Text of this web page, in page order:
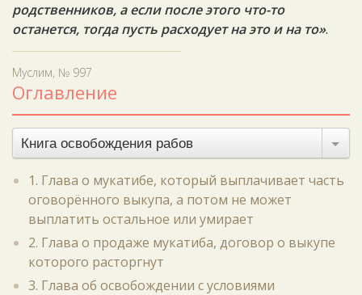
родственников, а если после этого что-то
останется, тогда пусть расходует на это и на то».
Муслим, № 997
Оглавление
Книга освобождения рабов
1. Глава о мукатибе, который выплачивает часть
оговорённого выкупа, а потом не может
выплатить остальное или умирает
2. Глава о продаже мукатиба, договор о выкупе
которого расторгнут
3. Глава об освобождении с условиями